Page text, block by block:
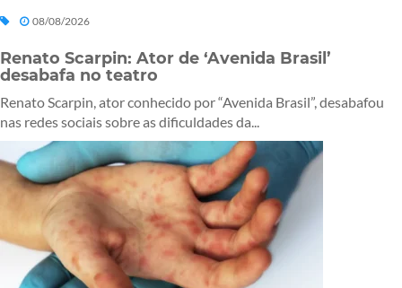
08/08/2026
Renato Scarpin: Ator de ‘Avenida Brasil’
desabafa no teatro
Renato Scarpin, ator conhecido por “Avenida Brasil”, desabafou
nas redes sociais sobre as dificuldades da...